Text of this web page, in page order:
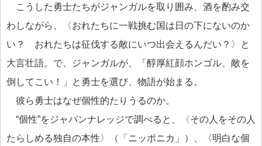
こうした勇士たちがジャンガルを取り囲み、酒を酌み交
わしながら、〈おれたちに一戦挑む国は日の下にないのか
い？ おれたちは征伐する敵にいつ出会えるんだい？〉と
大言壮語。で、ジャンガルが、「醇厚紅顔ホンゴル、敵を
倒してこい！」と勇士を選び、物語が始まる。
彼ら勇士はなぜ個性的たりうるのか。
“個性”をジャパンナレッジで調べると、〈その人をその人
たらしめる独自の本性〉（「ニッポニカ」）、〈明白な個